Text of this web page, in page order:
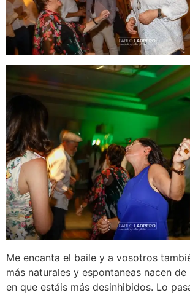
Me encanta el baile y a vosotros
más naturales y espontaneas nacen
en que estáis más desinhibidos. Lo